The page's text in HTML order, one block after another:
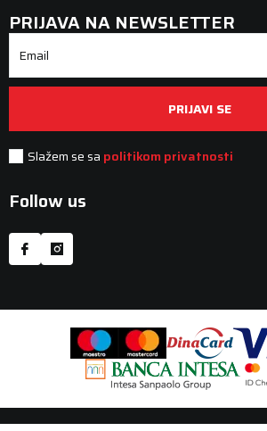
PRIJAVA NA NEWSLETTER
Email
PRIJAVI SE
Slažem se sa politikom privatnosti
Follow us